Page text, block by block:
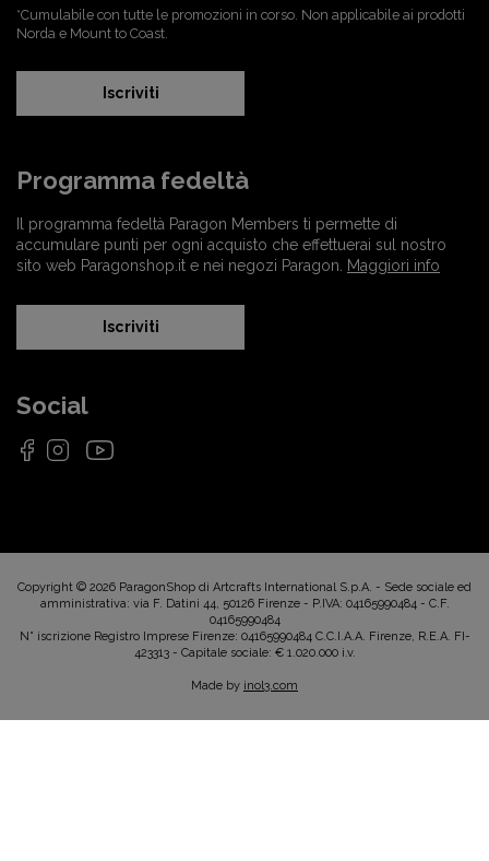
*Cumulabile con tutte le promozioni in corso. Non applicabile ai prodotti
Norda e Mount to Coast.
Iscriviti
Programma fedeltà
Il programma fedeltà Paragon Members ti permette di
accumulare punti per ogni acquisto che effettuerai sul nostro
sito web Paragonshop.it e nei negozi Paragon.
Maggiori info
Iscriviti
Social
Copyright © 2026 ParagonShop di Artcrafts International S.p.A. - Sede sociale ed
amministrativa: via F. Datini 44, 50126 Firenze - P.IVA: 04165990484 - C.F.
04165990484
N° iscrizione Registro Imprese Firenze: 04165990484 C.C.I.A.A. Firenze, R.E.A. FI-
423313 - Capitale sociale: € 1.020.000 i.v.
Made by inol3.com